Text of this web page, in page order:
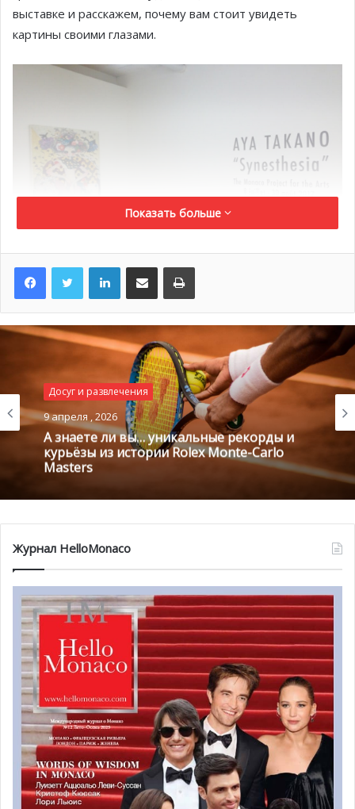
выставке и расскажем, почему вам стоит увидеть
картины своими глазами.
Работы представлены в рамках проекта Monaco Project
for the Arts (MPA), некоммерческой ассоциации, которая
находится под патронажем князя Альбера II. Ее цель —
способствовать проведению культурных,
художественных и образовательных мероприятий в
княжестве. Каждое лето MPA организует выставку в
Высшей школе изящных искусств, которая стала одним
из важных событий в календаре культурных
мероприятий княжества.
Показать больше
LinkedInПоделиться по электронной почте Распечатать
Досуг и развлечения
9 апреля , 2026
А знаете ли вы… уникальные рекорды и
курьёзы из истории Rolex Monte-Carlo
Masters
Журнал HelloMonaco